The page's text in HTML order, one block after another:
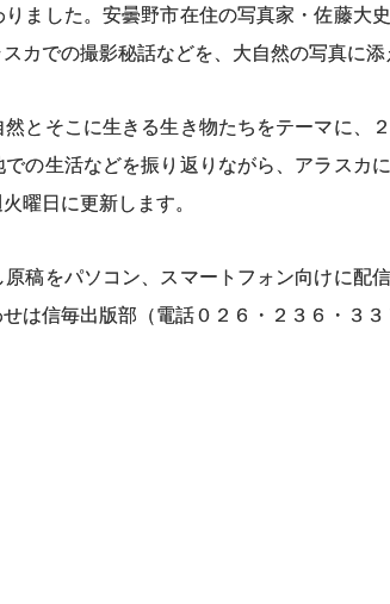
ました。安曇野市在住の写真家・佐藤
カでの撮影秘話などを、大自然の写真に添
とそこに生きる生き物たちをテーマに、
の生活などを振り返りながら、アラスカ
曜日に更新します。
をパソコン、スマートフォン向けに配
は信毎出版部（電話０２６・２３６・３３